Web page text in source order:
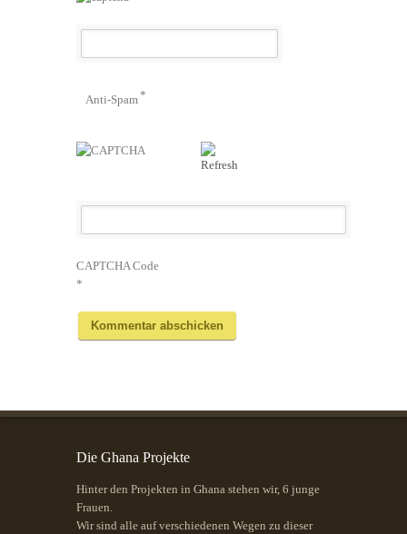
Anti-Spam*
CAPTCHA Code
*
Die Ghana Projekte
Hinter den Projekten in Ghana stehen wir, 6 junge
Frauen.
Wir sind alle auf verschiedenen Wegen zu dieser